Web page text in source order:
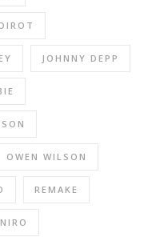
JOHNNY DEPP
OWEN WILSON
REMAKE